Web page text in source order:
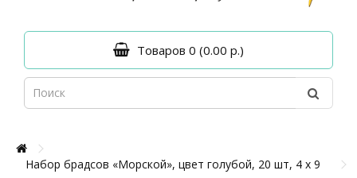
Товаров 0 (0.00 р.)
Набор брадсов «Морской», цвет голубой, 20 шт, 4 х 9